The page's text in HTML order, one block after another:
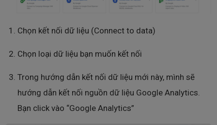
Chọn kết nối dữ liệu (Connect to data)
Chọn loại dữ liệu bạn muốn kết nối
Trong hướng dẫn kết nối dữ liệu mới này, mình sẽ
hướng dẫn kết nối nguồn dữ liệu Google Analytics.
Bạn click vào “Google Analytics”